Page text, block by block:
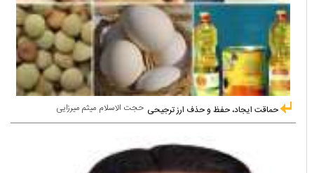
حجت الاسلام میثم میرزایی حماقت ایجاد، حفظ و حذف ارز ترجیحی